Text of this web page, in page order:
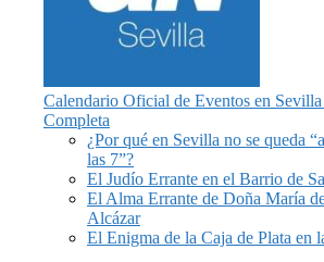
Calendario Oficial de Eventos en
Completa
¿Por qué en Sevilla no se queda
las 7”?
El Judío Errante en el Barrio de
El Alma Errante de Doña María
Alcázar
El Enigma de la Caja de Plata en